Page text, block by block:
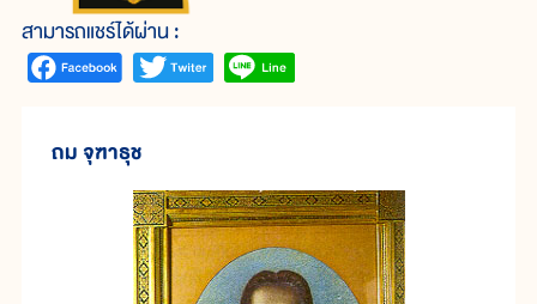
สามารถแชร์ได้ผ่าน :
ถม จุฑาธุช